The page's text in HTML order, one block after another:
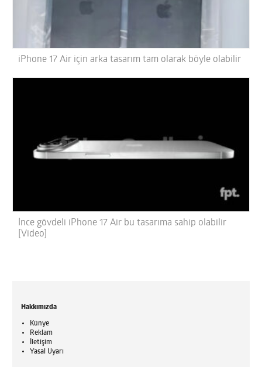
iPhone 17 Air için arka tasarım tam olarak böyle olabilir
İnce gövdeli iPhone 17 Air bu tasarıma sahip olabilir
[Video]
Hakkımızda
Künye
Reklam
İletişim
Yasal Uyarı